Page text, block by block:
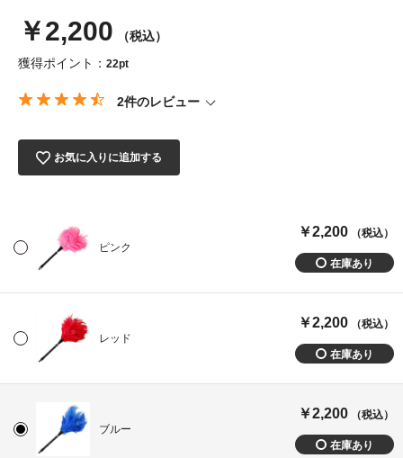
￥2,200 （税込）
獲得ポイント： 22pt
2件のレビュー
お気に入りに追加する
ピンク
￥2,200 （税込）
レッド
￥2,200 （税込）
ブルー
￥2,200 （税込）